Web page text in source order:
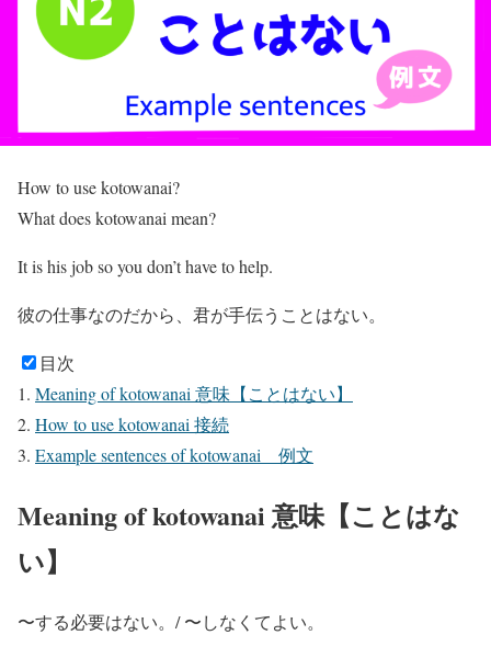
How to use kotowanai?
What does kotowanai mean?
It is his job so you don’t have to help.
彼の仕事なのだから、君が手伝う ことはない。
目次
Meaning of kotowanai 意味【ことはない】
How to use kotowanai 接続
Example sentences of kotowanai 例文
Meaning of kotowanai 意味【ことはな
い】
〜する必要はない。/ 〜しなくてよい。